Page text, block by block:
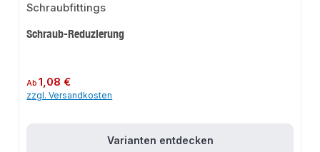
Schraub-Reduzierung
Regulärer Preis:
Ab1,08 €
zzgl. Versandkosten
Varianten entdecken